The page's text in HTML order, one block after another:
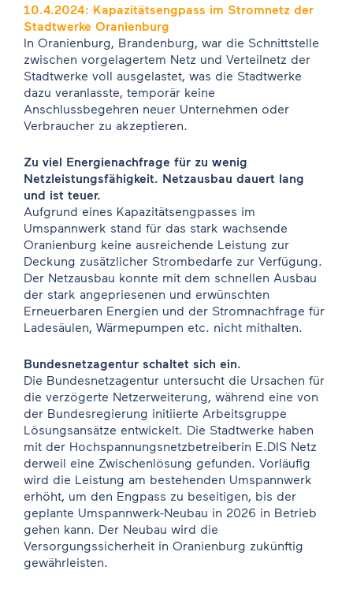
10.4.2024: Kapazitätsengpass im Stromnetz der
Stadtwerke Oranienburg
In Oranienburg, Brandenburg, war die Schnittstelle
zwischen vorgelagertem Netz und Verteilnetz der
Stadtwerke voll ausgelastet, was die Stadtwerke
dazu veranlasste, temporär keine
Anschlussbegehren neuer Unternehmen oder
Verbraucher zu akzeptieren.
Zu viel Energienachfrage für zu wenig
Netzleistungsfähigkeit. Netzausbau dauert lang
und ist teuer.
Aufgrund eines Kapazitätsengpasses im
Umspannwerk stand für das stark wachsende
Oranienburg keine ausreichende Leistung zur
Deckung zusätzlicher Strombedarfe zur Verfügung.
Der Netzausbau konnte mit dem schnellen Ausbau
der stark angepriesenen und erwünschten
Erneuerbaren Energien und der Stromnachfrage für
Ladesäulen, Wärmepumpen etc. nicht mithalten.
Bundesnetzagentur schaltet sich ein.
Die Bundesnetzagentur untersucht die Ursachen für
die verzögerte Netzerweiterung, während eine von
der Bundesregierung initiierte Arbeitsgruppe
Lösungsansätze entwickelt. Die Stadtwerke haben
mit der Hochspannungsnetzbetreiberin E.DIS Netz
derweil eine Zwischenlösung gefunden. Vorläufig
wird die Leistung am bestehenden Umspannwerk
erhöht, um den Engpass zu beseitigen, bis der
geplante Umspannwerk-Neubau in 2026 in Betrieb
gehen kann. Der Neubau wird die
Versorgungssicherheit in Oranienburg zukünftig
gewährleisten.